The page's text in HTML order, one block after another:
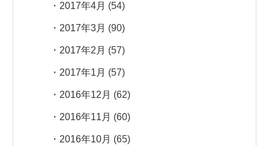
2017年4月 (54)
2017年3月 (90)
2017年2月 (57)
2017年1月 (57)
2016年12月 (62)
2016年11月 (60)
2016年10月 (65)